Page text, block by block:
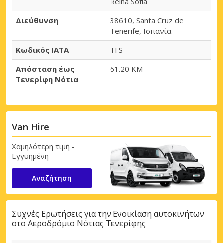
Διεύθυνση
38610, Santa Cruz de
Tenerife, Ισπανία
Κωδικός IATA
TFS
Απόσταση έως
Τενερίφη Νότια
61.20 KM
Van Hire
Χαμηλότερη τιμή -
Εγγυημένη
Αναζήτηση
Συχνές Ερωτήσεις για την Ενοικίαση αυτοκινήτων
στο Αεροδρόμιο Νότιας Τενερίφης